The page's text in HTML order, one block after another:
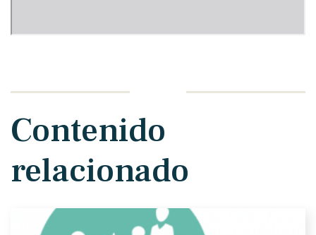
Contenido
relacionado